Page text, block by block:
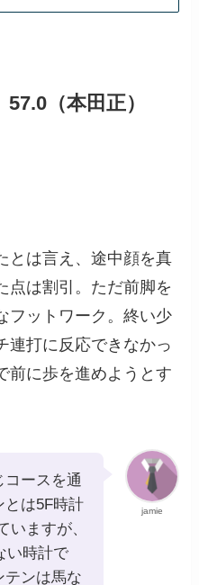
（本田正）
とは言え、途中顔を真
点は割引。ただ前脚を
フットワーク。終い少
連打に反応できなかっ
前に歩を進めようとす
jamie
コースを通
とは5F時計
いますが、
い時計で
テンは馬な